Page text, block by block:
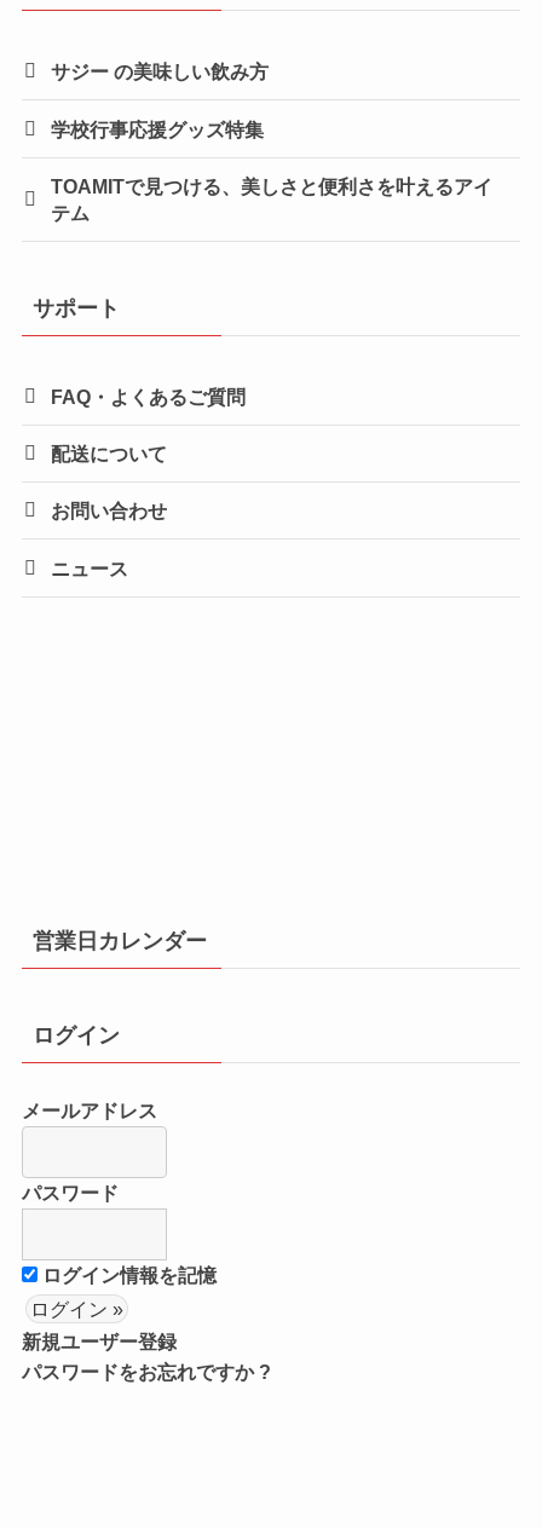
サジー の美味しい飲み方
学校行事応援グッズ特集
TOAMITで見つける、美しさと便利さを叶えるアイ
テム
サポート
FAQ・よくあるご質問
配送について
お問い合わせ
ニュース
営業日カレンダー
ログイン
メールアドレス
パスワード
ログイン情報を記憶
新規ユーザー登録
パスワードをお忘れですか ?